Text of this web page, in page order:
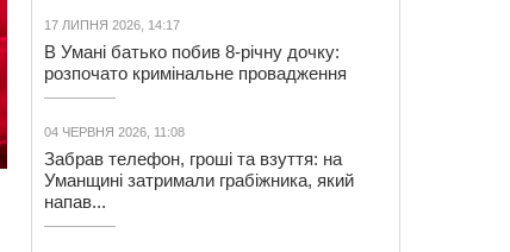
17 ЛИПНЯ 2026, 14:17
В Умані батько побив 8-річну дочку:
розпочато кримінальне провадження
04 ЧЕРВНЯ 2026, 11:08
Забрав телефон, гроші та взуття: на
Уманщині затримали грабіжника, який
напав...